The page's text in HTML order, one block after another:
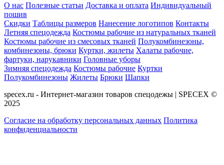
О нас Полезные статьи Доставка и оплата Индивидуальный
пошив
Скидки Таблицы размеров Нанесение логотипов Контакты
Летняя спецодежда Костюмы рабочие из натуральных тканей
Костюмы рабочие из смесовых тканей Полукомбинезоны,
комбинезоны, брюки Куртки, жилеты Халаты рабочие,
фартуки, нарукавники Головные уборы
Зимняя спецодежда Костюмы рабочие Куртки
Полукомбинезоны Жилеты Брюки Шапки
specex.ru - Интернет-магазин товаров спецодежы | SPECEX ©
2025
Согласие на обработку персональных данных Политика
конфиденциальности